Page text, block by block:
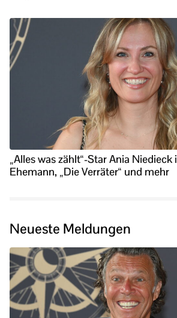
„Alles was zählt“-Star Ania
Ehemann, „Die Verräter“ und mehr
Neueste Meldungen